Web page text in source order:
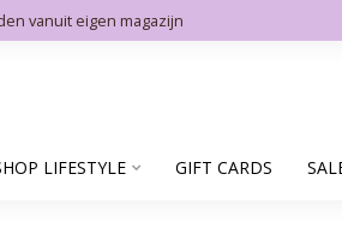
vanuit eigen magazijn
LIFESTYLE GIFT CARDS